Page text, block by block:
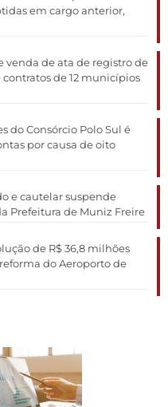
em cargo anterior,
venda de ata de registro de
de 12 municípios
do Consórcio Polo Sul é
por causa de oito
e cautelar suspende
Prefeitura de Muniz Freire
de R$ 36,8 milhões
do Aeroporto de